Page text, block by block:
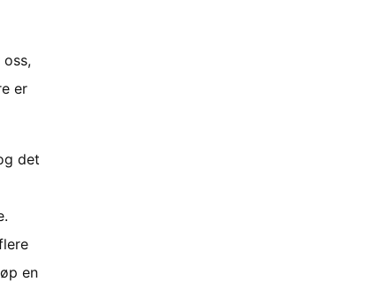
oss,
er
det
en